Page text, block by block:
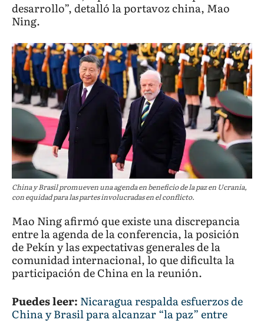
desarrollo”, detalló la portavoz china, Mao
Ning.
China y Brasil promueven una agenda en beneficio de la paz en Ucrania,
con equidad para las partes involucradas en el conflicto.
Mao Ning afirmó que existe una discrepancia
entre la agenda de la conferencia, la posición
de Pekín y las expectativas generales de la
comunidad internacional, lo que dificulta la
participación de China en la reunión.
Puedes leer: Nicaragua respalda esfuerzos de
China y Brasil para alcanzar “la paz” entre